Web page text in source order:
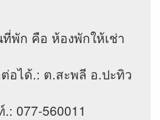
พัก คือ ห้องพักให้เช่า
อได้.: ต.สะพลี อ.ปะทิว
077-560011